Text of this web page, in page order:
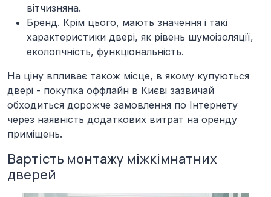
вітчизняна.
Бренд. Крім цього, мають значення і такі
характеристики двері, як рівень шумоізоляції,
екологічність, функціональність.
На ціну впливає також місце, в якому купуються
двері - покупка оффлайн в Києві зазвичай
обходиться дорожче замовлення по Інтернету
через наявність додаткових витрат на оренду
приміщень.
Вартість монтажу міжкімнатних
дверей